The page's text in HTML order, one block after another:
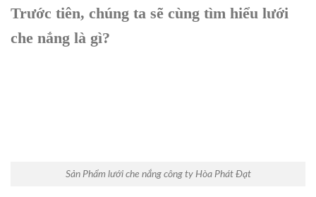
Trước tiên, chúng ta sẽ cùng tìm hiểu lưới
che nắng là gì?
Sản Phẩm lưới che nắng công ty Hòa Phát Đạt